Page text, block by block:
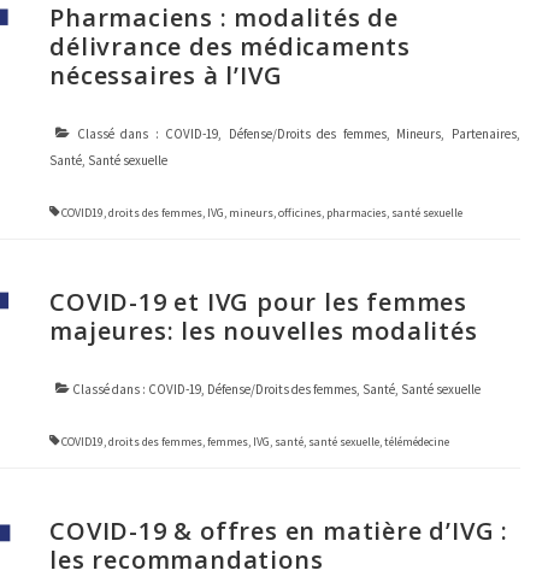
Pharmaciens : modalités de
délivrance des médicaments
nécessaires à l’IVG
Classé dans : COVID-19, Défense/Droits des femmes, Mineurs, Partenaires,
Santé, Santé sexuelle
COVID19,droits des femmes, IVG, mineurs,officines, pharmacies, santé sexuelle
COVID-19 et IVG pour les femmes
majeures: les nouvelles modalités
Classé dans : COVID-19, Défense/Droits des femmes, Santé, Santé sexuelle
COVID19,droits des femmes,femmes, IVG, santé, santé sexuelle,télémédecine
COVID-19 & offres en matière d’IVG :
les recommandations